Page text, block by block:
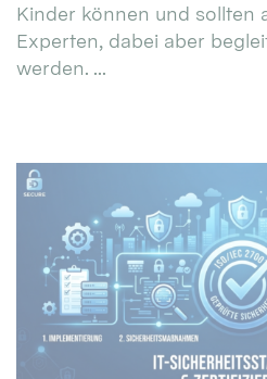
Kinder können und sollten
Experten, dabei aber
werden. ...